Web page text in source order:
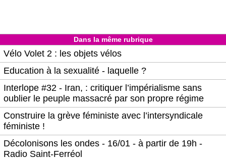
Dans la même rubrique
Vélo Volet 2 : les objets vélos
Education à la sexualité - laquelle ?
Interlope #32 - Iran, : critiquer l’impérialisme sans
oublier le peuple massacré par son propre régime
Construire la grève féministe avec l’intersyndicale
féministe !
Décolonisons les ondes - 16/01 - à partir de 19h -
Radio Saint-Ferréol